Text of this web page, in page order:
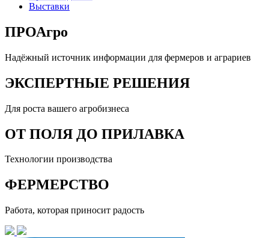
Выставки
ПРОАгро
Надёжный источник информации для фермеров и аграриев
ЭКСПЕРТНЫЕ РЕШЕНИЯ
Для роста вашего агробизнеса
ОТ ПОЛЯ ДО ПРИЛАВКА
Технологии производства
ФЕРМЕРСТВО
Работа, которая приносит радость